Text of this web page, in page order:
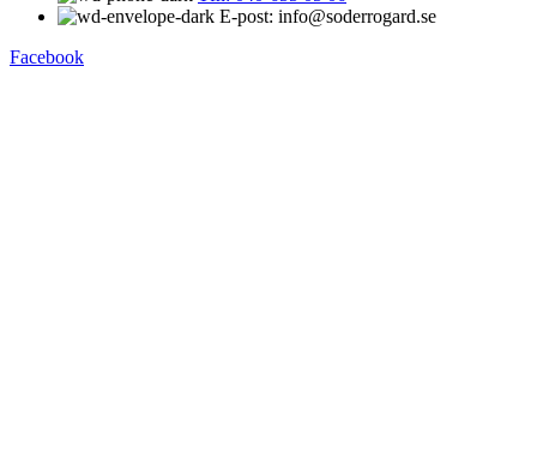
E-post: info@soderrogard.se
Facebook